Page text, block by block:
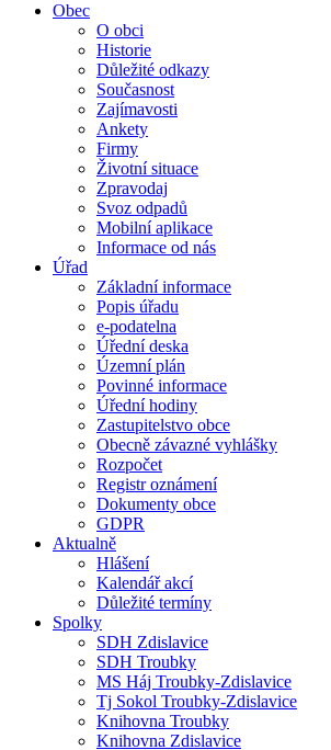
Obec
O obci
Historie
Důležité odkazy
Současnost
Zajímavosti
Ankety
Firmy
Životní situace
Zpravodaj
Svoz odpadů
Mobilní aplikace
Informace od nás
Úřad
Základní informace
Popis úřadu
e-podatelna
Úřední deska
Územní plán
Povinné informace
Úřední hodiny
Zastupitelstvo obce
Obecně závazné vyhlášky
Rozpočet
Registr oznámení
Dokumenty obce
GDPR
Aktualně
Hlášení
Kalendář akcí
Důležité termíny
Spolky
SDH Zdislavice
SDH Troubky
MS Háj Troubky-Zdislavice
Tj Sokol Troubky-Zdislavice
Knihovna Troubky
Knihovna Zdislavice